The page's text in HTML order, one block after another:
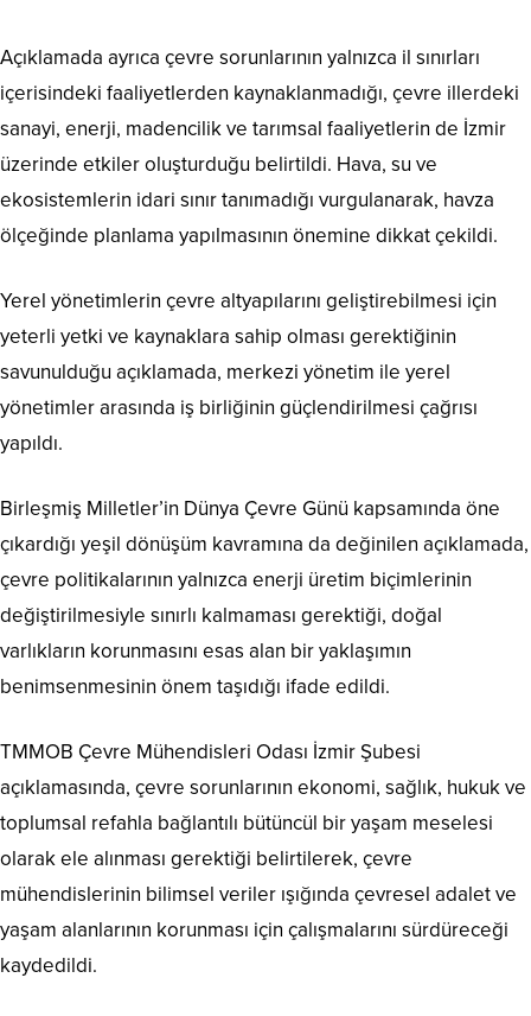
Açıklamada ayrıca çevre sorunlarının yalnızca il sınırları
içerisindeki faaliyetlerden kaynaklanmadığı, çevre illerdeki
sanayi, enerji, madencilik ve tarımsal faaliyetlerin de İzmir
üzerinde etkiler oluşturduğu belirtildi. Hava, su ve
ekosistemlerin idari sınır tanımadığı vurgulanarak, havza
ölçeğinde planlama yapılmasının önemine dikkat çekildi.
Yerel yönetimlerin çevre altyapılarını geliştirebilmesi için
yeterli yetki ve kaynaklara sahip olması gerektiğinin
savunulduğu açıklamada, merkezi yönetim ile yerel
yönetimler arasında iş birliğinin güçlendirilmesi çağrısı
yapıldı.
Birleşmiş Milletler’in Dünya Çevre Günü kapsamında öne
çıkardığı yeşil dönüşüm kavramına da değinilen açıklamada,
çevre politikalarının yalnızca enerji üretim biçimlerinin
değiştirilmesiyle sınırlı kalmaması gerektiği, doğal
varlıkların korunmasını esas alan bir yaklaşımın
benimsenmesinin önem taşıdığı ifade edildi.
TMMOB Çevre Mühendisleri Odası İzmir Şubesi
açıklamasında, çevre sorunlarının ekonomi, sağlık, hukuk ve
toplumsal refahla bağlantılı bütüncül bir yaşam meselesi
olarak ele alınması gerektiği belirtilerek, çevre
mühendislerinin bilimsel veriler ışığında çevresel adalet ve
yaşam alanlarının korunması için çalışmalarını sürdüreceği
kaydedildi.